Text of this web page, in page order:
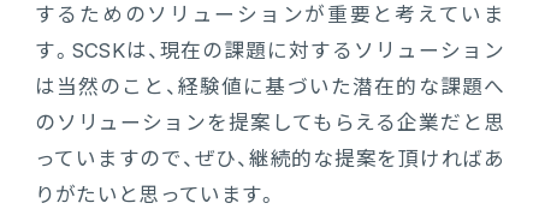
するためのソリューションが重要と考えていま
す。SCSKは、現在の課題に対するソリューション
は当然のこと、経験値に基づいた潜在的な課題へ
のソリューションを提案してもらえる企業だと思
っていますので、ぜひ、継続的な提案を頂ければあ
りがたいと思っています。